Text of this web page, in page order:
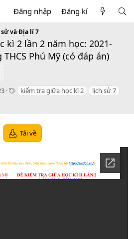
Đăng nhập Đăng kí
và Địa lí 7
kì 2 lần 2 năm học: 2021-
Phú Mỹ (có đáp án)
T kiểm tra giữa học kì 2
lịch sử 7
Tải về